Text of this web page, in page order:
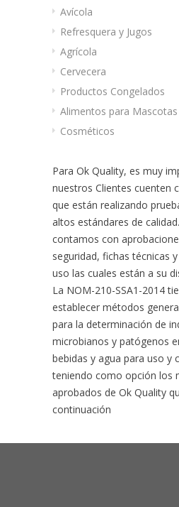
Avícola
Refresquera y Jugos
Agrícola
Cervecera
Productos Congelados
Alimentos para Mascotas
Cosméticos
Para Ok Quality, es muy
nuestros Clientes cuenten
que están realizando
altos estándares de
contamos con
seguridad, fichas técnicas
uso las cuales están a su
La NOM-210-SSA1-2014
establecer métodos
para la determinación de
microbianos y patógenos
bebidas y agua para uso y
teniendo como opción los
aprobados de Ok Quality
continuación